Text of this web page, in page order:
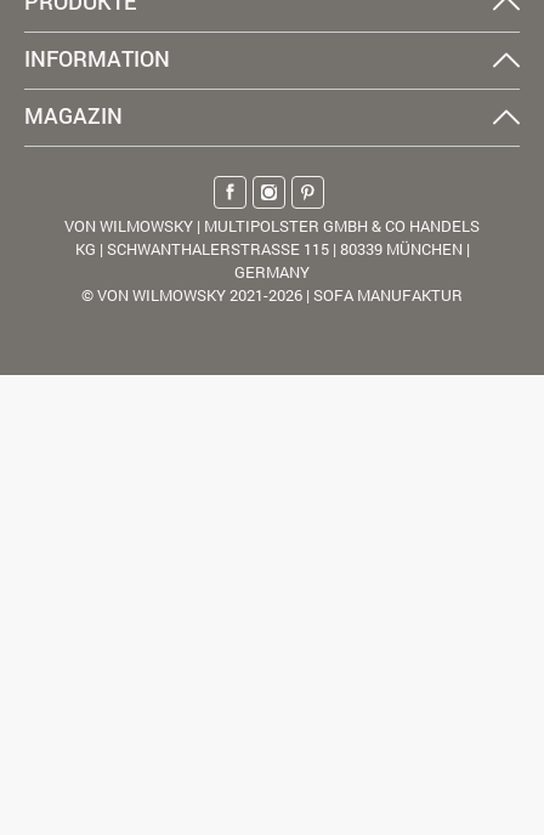
INFORMATION
MAGAZIN
VON WILMOWSKY | MULTIPOLSTER GMBH & CO HANDELS
KG | SCHWANTHALERSTRASSE 115 | 80339 MÜNCHEN |
GERMANY
© VON WILMOWSKY 2021-2026 | SOFA MANUFAKTUR